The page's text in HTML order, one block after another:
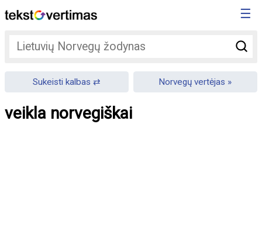
☰
Sukeisti kalbas Norvegų vertėjas
veikla norvegiškai